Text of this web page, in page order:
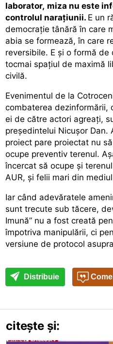
laborator, miza nu este
controlul narațiunii. E un
democrație tânără în care
abia se formează, în care
reversibile. E și o formă de
tocmai spațiul de maximă
civilă.
Evenimentul de la
combaterea dezinformării,
ei de către actori agreați,
președintelui Nicușor Dan.
proiect pare proiectat nu
ocupe preventiv terenul.
încercat să ocupe și
AUR, și felii mari din
Iar când adevăratele
sunt trecute sub tăcere,
Imună” nu a fost creată
împotriva manipulării, ci
versiune de protocol
Distribuie
citește și: